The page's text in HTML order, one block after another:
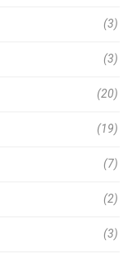
(3)
(3)
(20)
(19)
(7)
(2)
(3)